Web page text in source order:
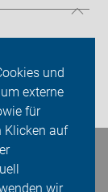
und
externe
für
Klicken auf
wir